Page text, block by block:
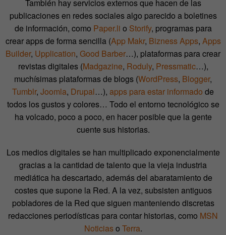
También hay servicios externos que hacen de las
publicaciones en redes sociales algo parecido a boletines
de información, como Paper.li o Storify, programas para
crear apps de forma sencilla (App Makr, Bizness Apps, Apps
Builder, Upplication, Good Barber…), plataformas para crear
revistas digitales (Madgazine, Roduly, Pressmatic…),
muchísimas plataformas de blogs (WordPress, Blogger,
Tumblr, Joomla, Drupal…), apps para estar informado de
todos los gustos y colores… Todo el entorno tecnológico se
ha volcado, poco a poco, en hacer posible que la gente
cuente sus historias.
Los medios digitales se han multiplicado exponencialmente
gracias a la cantidad de talento que la vieja industria
mediática ha descartado, además del abaratamiento de
costes que supone la Red. A la vez, subsisten antiguos
pobladores de la Red que siguen manteniendo discretas
redacciones periodísticas para contar historias, como MSN
Noticiaso Terra.